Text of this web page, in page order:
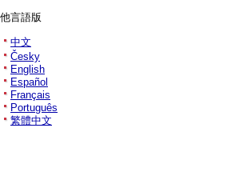
他言語版
中文
Česky
English
Español
Français
Português
繁體中文